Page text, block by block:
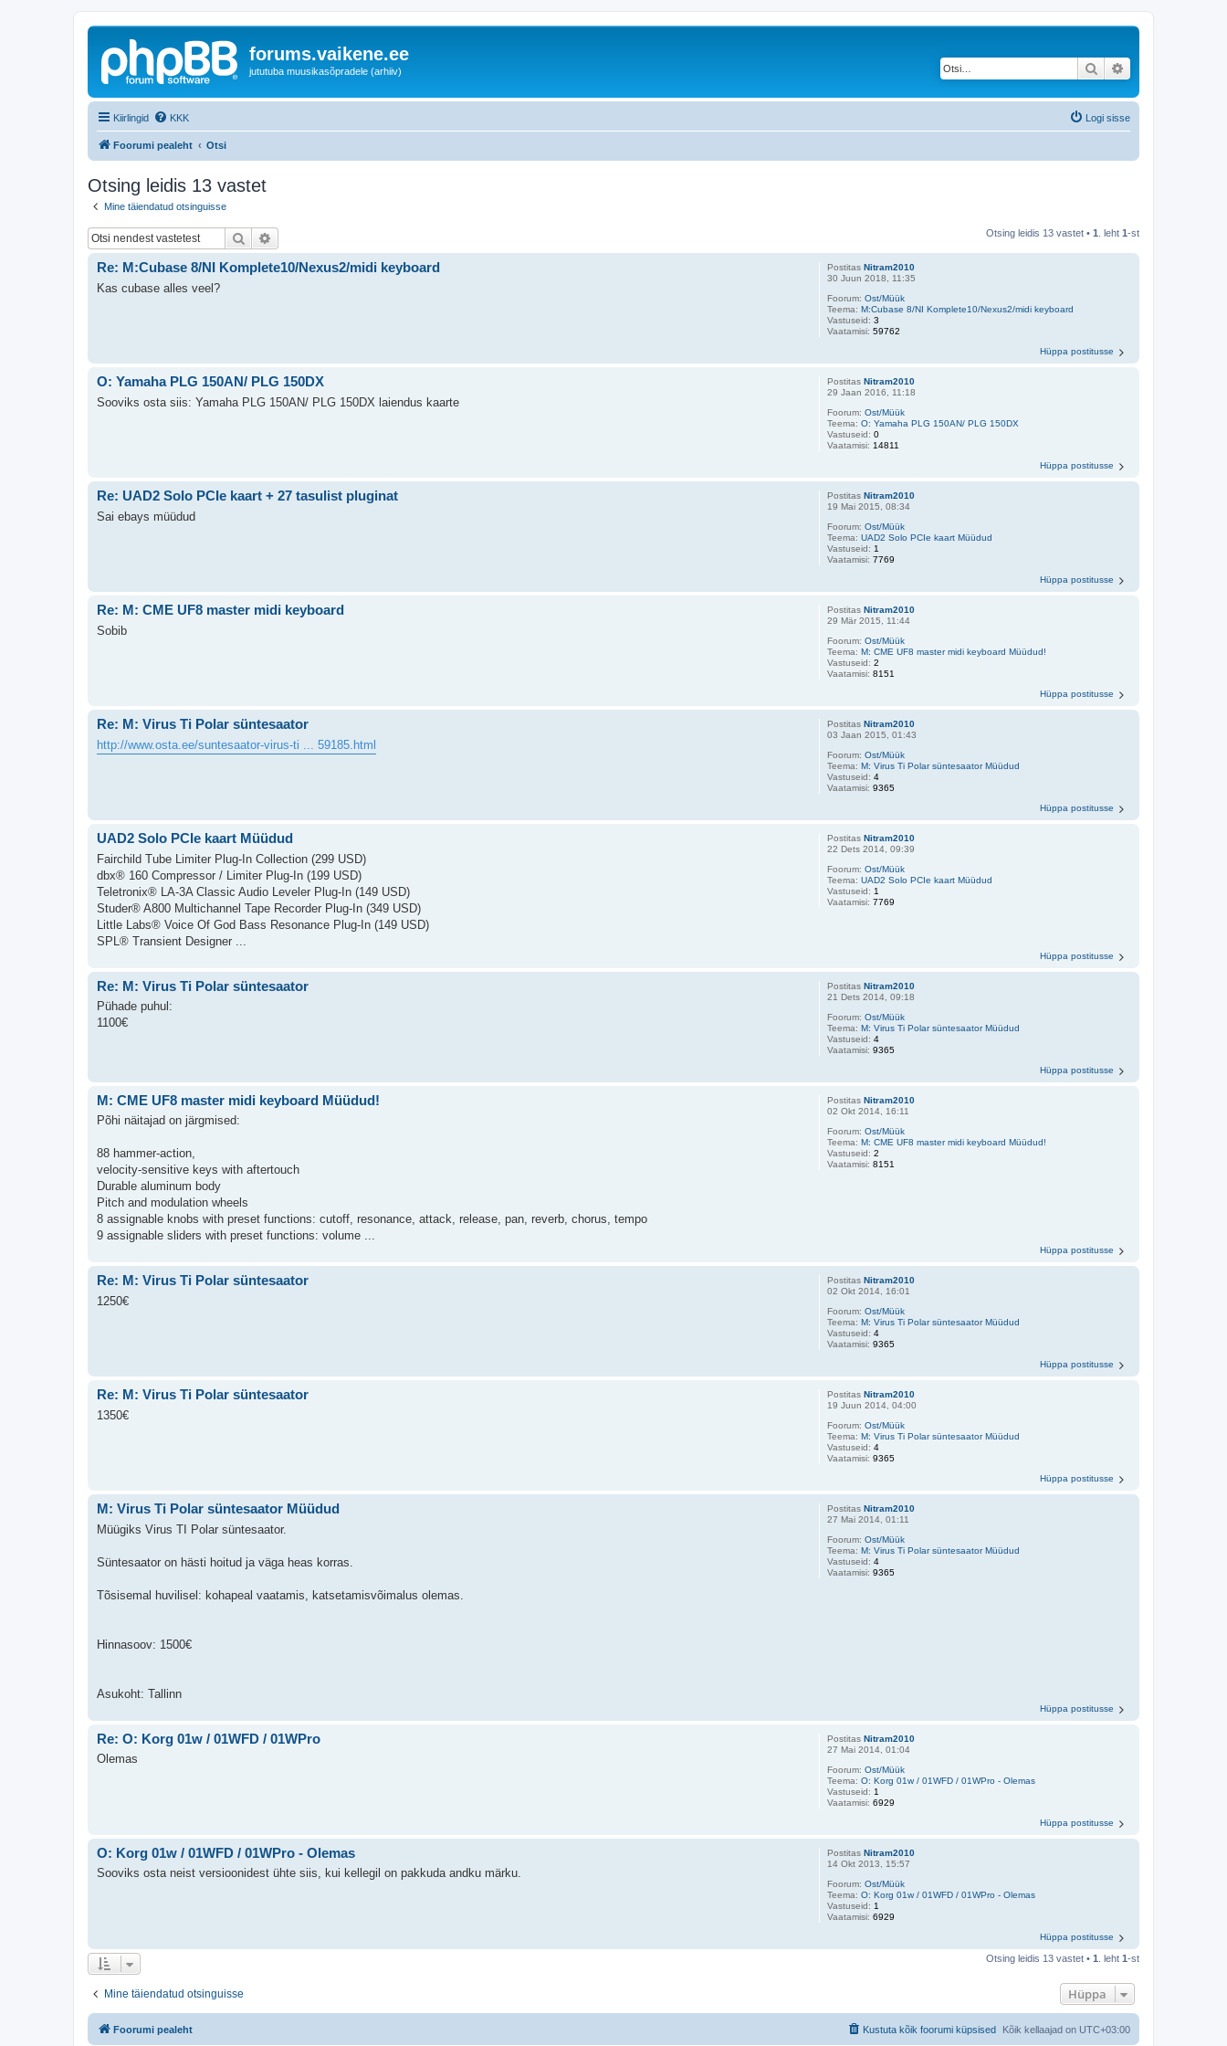
forums.vaikene.ee
jututuba muusikasõpradele (arhiiv) Otsi
Kiirlingid KKK Logi sisse
Foorumi pealeht Otsi
Otsing leidis 13 vastet
Mine täiendatud otsinguisse
Otsi Otsing leidis 13 vastet • 1 . leht 1-st
PostitasNitram2010
30 Juun 2018, 11:35
Foorum:Ost/Müük
Teema:M:Cubase 8/NI Komplete10/Nexus2/midi keyboard
Vastuseid:3
Vaatamisi:59762
Re: M:Cubase 8/NI Komplete10/Nexus2/midi keyboard
Kas cubase alles veel?
Hüppa postitusse
PostitasNitram2010
29 Jaan 2016, 11:18
Foorum:Ost/Müük
Teema:O: Yamaha PLG 150AN/ PLG 150DX
Vastuseid:0
Vaatamisi: 14811
O: Yamaha PLG 150AN/ PLG 150DX
Sooviks osta siis: Yamaha PLG 150AN/ PLG 150DX laiendus kaarte
Hüppa postitusse
PostitasNitram2010
19 Mai 2015, 08:34
Foorum:Ost/Müük
Teema:UAD2 Solo PCIe kaart Müüdud
Vastuseid: 1
Vaatamisi:7769
Re: UAD2 Solo PCIe kaart + 27 tasulist pluginat
Sai ebays müüdud
Hüppa postitusse
PostitasNitram2010
29 Mär 2015, 11:44
Foorum:Ost/Müük
Teema:M: CME UF8 master midi keyboard Müüdud!
Vastuseid:2
Vaatamisi:8151
Re: M: CME UF8 master midi keyboard
Sobib
Hüppa postitusse
PostitasNitram2010
03 Jaan 2015, 01:43
Foorum:Ost/Müük
Teema:M: Virus Ti Polar süntesaator Müüdud
Vastuseid:4
Vaatamisi:9365
Re: M: Virus Ti Polar süntesaator
http://www.osta.ee/suntesaator-virus-ti ... 59185.html
Hüppa postitusse
PostitasNitram2010
22 Dets 2014, 09:39
Foorum:Ost/Müük
Teema:UAD2 Solo PCIe kaart Müüdud
Vastuseid: 1
Vaatamisi:7769
UAD2 Solo PCIe kaart Müüdud
Fairchild Tube Limiter Plug-In Collection (299 USD)
dbx® 160 Compressor / Limiter Plug-In (199 USD)
Teletronix® LA-3A Classic Audio Leveler Plug-In (149 USD)
Studer® A800 Multichannel Tape Recorder Plug-In (349 USD)
Little Labs® Voice Of God Bass Resonance Plug-In (149 USD)
SPL® Transient Designer ...
Hüppa postitusse
PostitasNitram2010
21 Dets 2014, 09:18
Foorum:Ost/Müük
Teema:M: Virus Ti Polar süntesaator Müüdud
Vastuseid:4
Vaatamisi:9365
Re: M: Virus Ti Polar süntesaator
Pühade puhul:
1100€
Hüppa postitusse
PostitasNitram2010
02 Okt 2014, 16:11
Foorum:Ost/Müük
Teema:M: CME UF8 master midi keyboard Müüdud!
Vastuseid:2
Vaatamisi:8151
M: CME UF8 master midi keyboard Müüdud!
Põhi näitajad on järgmised:
88 hammer-action,
velocity-sensitive keys with aftertouch
Durable aluminum body
Pitch and modulation wheels
8 assignable knobs with preset functions: cutoff, resonance, attack, release, pan, reverb, chorus, tempo
9 assignable sliders with preset functions: volume ...
Hüppa postitusse
PostitasNitram2010
02 Okt 2014, 16:01
Foorum:Ost/Müük
Teema:M: Virus Ti Polar süntesaator Müüdud
Vastuseid:4
Vaatamisi:9365
Re: M: Virus Ti Polar süntesaator
1250€
Hüppa postitusse
PostitasNitram2010
19 Juun 2014, 04:00
Foorum:Ost/Müük
Teema:M: Virus Ti Polar süntesaator Müüdud
Vastuseid:4
Vaatamisi:9365
Re: M: Virus Ti Polar süntesaator
1350€
Hüppa postitusse
PostitasNitram2010
27 Mai 2014, 01:11
Foorum:Ost/Müük
Teema:M: Virus Ti Polar süntesaator Müüdud
Vastuseid:4
Vaatamisi:9365
M: Virus Ti Polar süntesaator Müüdud
Müügiks Virus TI Polar süntesaator.
Süntesaator on hästi hoitud ja väga heas korras.
Tõsisemal huvilisel: kohapeal vaatamis, katsetamisvõimalus olemas.
Hinnasoov: 1500€
Asukoht: Tallinn
Hüppa postitusse
PostitasNitram2010
27 Mai 2014, 01:04
Foorum:Ost/Müük
Teema:O: Korg 01w / 01WFD / 01WPro - Olemas
Vastuseid: 1
Vaatamisi:6929
Re: O: Korg 01w / 01WFD / 01WPro
Olemas
Hüppa postitusse
PostitasNitram2010
14 Okt 2013, 15:57
Foorum:Ost/Müük
Teema:O: Korg 01w / 01WFD / 01WPro - Olemas
Vastuseid: 1
Vaatamisi:6929
O: Korg 01w / 01WFD / 01WPro - Olemas
Sooviks osta neist versioonidest ühte siis, kui kellegil on pakkuda andku märku.
Hüppa postitusse
Otsing leidis 13 vastet • 1 . leht 1-st
Mine täiendatud otsinguisse Hüppa
Foorumi pealeht Kõik kellaajad on UTC+03:00
Kustuta kõik foorumi küpsised